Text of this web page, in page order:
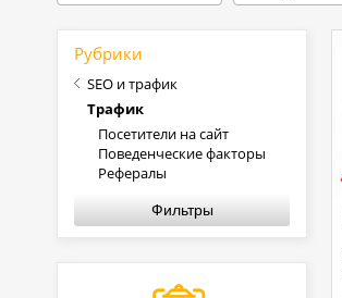
Рубрики
SEO и трафик
Трафик
Посетители на сайт
Поведенческие факторы
Рефералы
Фильтры